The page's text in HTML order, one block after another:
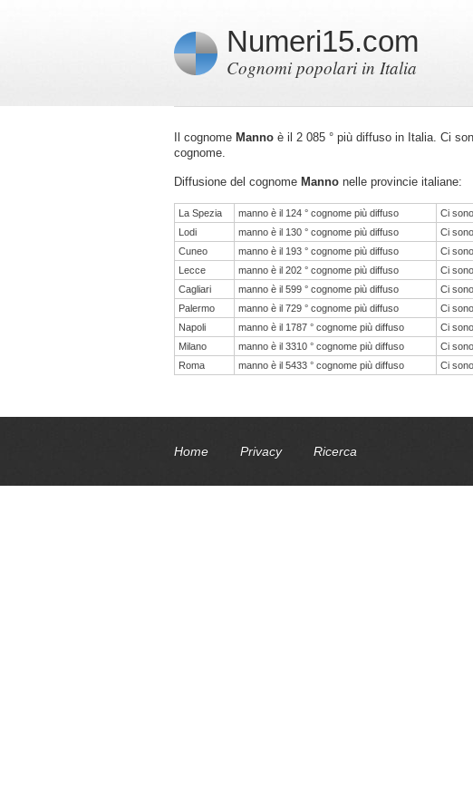
Numeri15.com
Cognomi popolari in Italia
Il cognome Manno è il 2 085 ° più diffuso in Italia. Ci
cognome.
Diffusione del cognome Manno nelle provincie italiane:
La Spezia manno è il 124 ° cognome più diffuso
Ci
Lodi
manno è il 130 ° cognome più diffuso
Ci
Cuneo
manno è il 193 ° cognome più diffuso
Ci
Lecce
manno è il 202 ° cognome più diffuso
Ci
Cagliari
manno è il 599 ° cognome più diffuso
Ci
Palermo
manno è il 729 ° cognome più diffuso
Ci
Napoli
manno è il 1787 ° cognome più diffuso
Ci
Milano
manno è il 3310 ° cognome più diffuso
Ci
Roma
manno è il 5433 ° cognome più diffuso Ci
Home Privacy Ricerca